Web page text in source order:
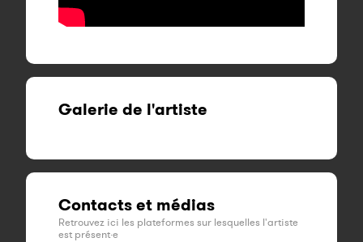
Galerie de l'artiste
Contacts et médias
Retrouvez ici les plateformes sur lesquelles l'artiste
est présent·e